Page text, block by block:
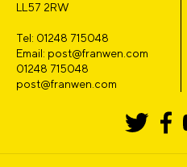
LL57 2RW
Tel: 01248 715048
Email: post@franwen.com
01248 715048
post@franwen.com